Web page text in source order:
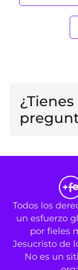
Todos los
un esfuerzo
por fieles
Jesucristo de
No es un